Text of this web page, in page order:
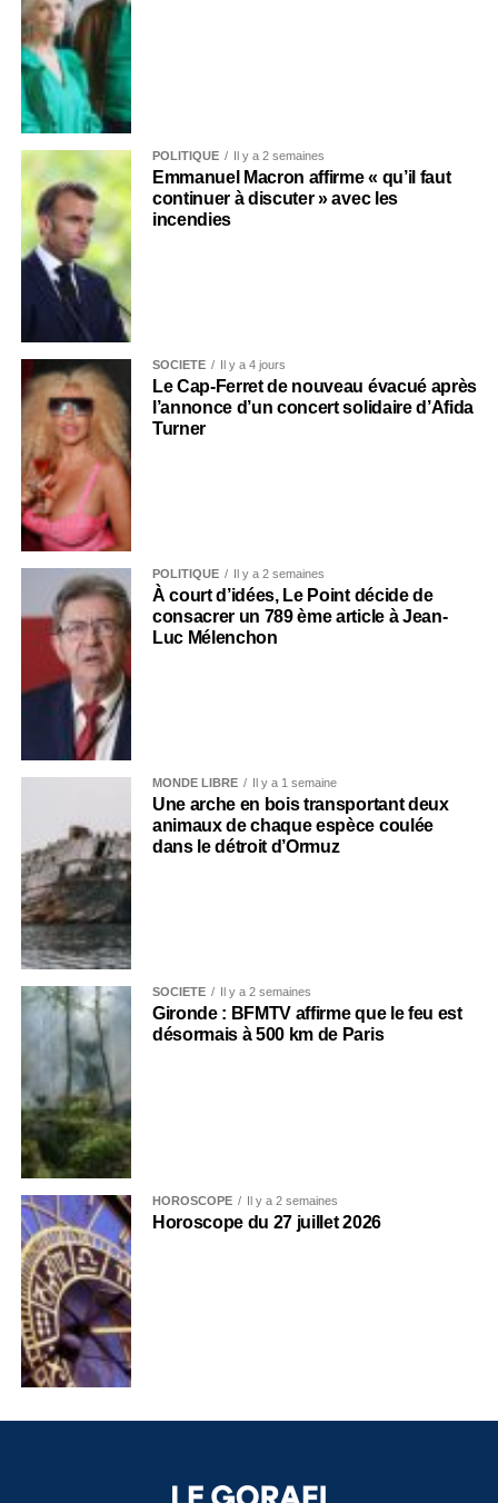
POLITIQUE Il y a 2 semaines
Emmanuel Macron affirme « qu’il faut
continuer à discuter » avec les
incendies
SOCIÉTÉ Il y a 4 jours
Le Cap-Ferret de nouveau évacué après
l’annonce d’un concert solidaire d’Afida
Turner
POLITIQUE Il y a 2 semaines
À court d’idées, Le Point décide de
consacrer un 789 ème article à Jean-
Luc Mélenchon
MONDE LIBRE Il y a 1 semaine
Une arche en bois transportant deux
animaux de chaque espèce coulée
dans le détroit d’Ormuz
SOCIÉTÉ Il y a 2 semaines
Gironde : BFMTV affirme que le feu est
désormais à 500 km de Paris
HOROSCOPE Il y a 2 semaines
Horoscope du 27 juillet 2026